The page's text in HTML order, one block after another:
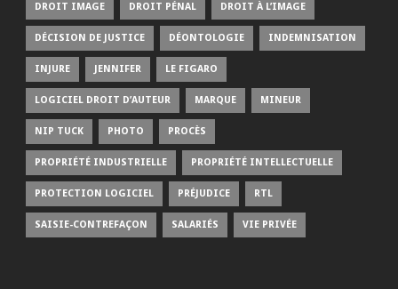
DROIT IMAGE DROIT PÉNAL DROIT À L’IMAGE
DÉCISION DE JUSTICE DÉONTOLOGIE INDEMNISATION
INJURE JENNIFER LE FIGARO
LOGICIEL DROIT D’AUTEUR MARQUE MINEUR
NIP TUCK PHOTO PROCÈS
PROPRIÉTÉ INDUSTRIELLE PROPRIÉTÉ INTELLECTUELLE
PROTECTION LOGICIEL PRÉJUDICE RTL
SAISIE-CONTREFAÇON SALARIÉS VIE PRIVÉE